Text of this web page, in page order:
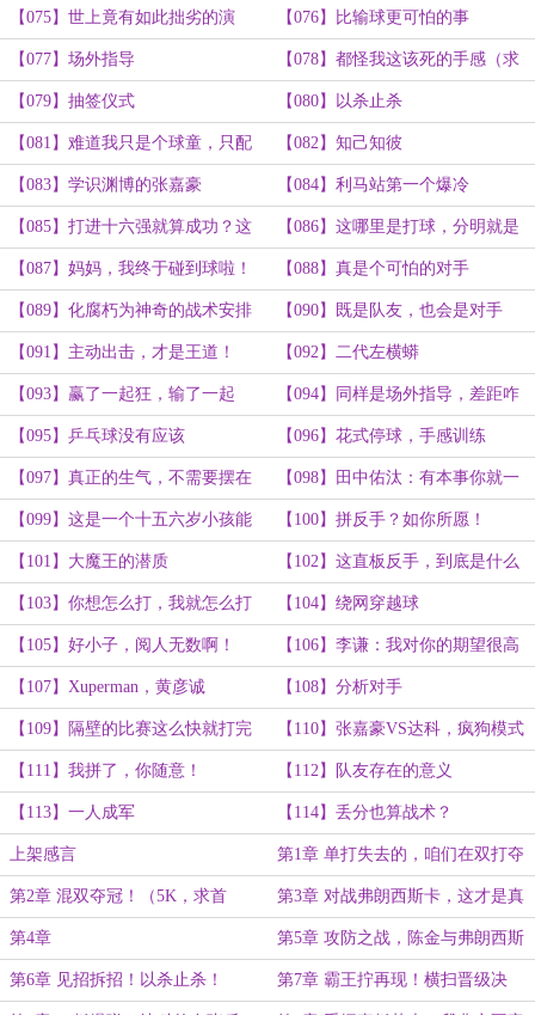
有人玩直板？ 反手？
【075】世上竟有如此拙劣的演
技？
【076】比输球更可怕的事
【077】场外指导 【078】都怪我这该死的手感（求
追读！）
【079】抽签仪式 【080】以杀止杀
【081】难道我只是个球童，只配
捡球吗？
【082】知己知彼
【083】学识渊博的张嘉豪 【084】利马站第一个爆冷
【085】打进十六强就算成功？这
目标定得太低了
【086】这哪里是打球，分明就是
人身攻击！
【087】妈妈，我终于碰到球啦！
（加更）
【088】真是个可怕的对手
【089】化腐朽为神奇的战术安排
能力
【090】既是队友，也会是对手
【091】主动出击，才是王道！ 【092】二代左横蟒
【093】赢了一起狂，输了一起
扛！
【094】同样是场外指导，差距咋
就这么大捏？
【095】乒乓球没有应该 【096】花式停球，手感训练
【097】真正的生气，不需要摆在
脸上
【098】田中佑汰：有本事你就一
板冲死我！
【099】这是一个十五六岁小孩能
有的力量？！
【100】拼反手？如你所愿！
【101】大魔王的潜质 【102】这直板反手，到底是什么
怪物？
【103】你想怎么打，我就怎么打 【104】绕网穿越球
【105】好小子，阅人无数啊！ 【106】李谦：我对你的期望很高
【107】Xuperman，黄彦诚 【108】分析对手
【109】隔壁的比赛这么快就打完
了？
【110】张嘉豪VS达科，疯狗模式
开启！
【111】我拼了，你随意！ 【112】队友存在的意义
【113】一人成军 【114】丢分也算战术？
上架感言 第1章 单打失去的，咱们在双打夺
回来！（6K,求首订！）
第2章 混双夺冠！（5K，求首
订！）
第3章 对战弗朗西斯卡，这才是真
正的高手！
第4章 第5章 攻防之战，陈金与弗朗西斯
卡的极限对轰！（5K）
第6章 见招拆招！以杀止杀！ 第7章 霸王拧再现！横扫晋级决